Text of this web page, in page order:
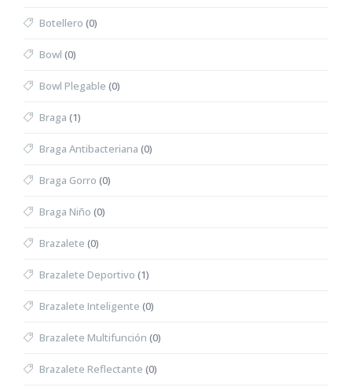
Botellero (0)
Bowl (0)
Bowl Plegable (0)
Braga (1)
Braga Antibacteriana (0)
Braga Gorro (0)
Braga Niño (0)
Brazalete (0)
Brazalete Deportivo (1)
Brazalete Inteligente (0)
Brazalete Multifunción (0)
Brazalete Reflectante (0)